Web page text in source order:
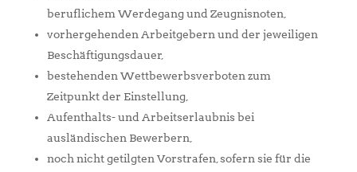
beruflichem Werdegang und Zeugnisnoten,
vorhergehenden Arbeitgebern und der jeweiligen
Beschäftigungsdauer,
bestehenden Wettbewerbsverboten zum
Zeitpunkt der Einstellung,
Aufenthalts- und Arbeitserlaubnis bei
ausländischen Bewerbern,
noch nicht getilgten Vorstrafen, sofern sie für die